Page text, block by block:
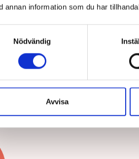
annan information som du har
Nödvändig
Avvisa
Lättlästa böcker efter ålder